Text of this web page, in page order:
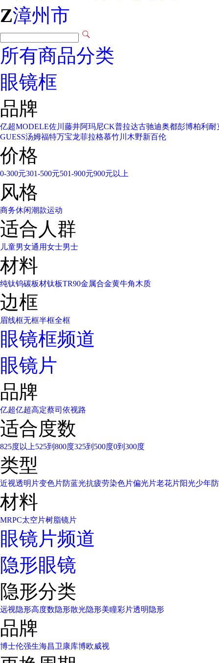
Z漳州市
所有商品分类
眼镜框
品牌
亿超MODELE佐川藤井阿玛尼CK普拉达古驰迪奥都彭博柏利 耐
GUESS汤姆福特万宝龙菲拉格慕竹川木野新百伦
价格
0-300元301-500元501-900元900元以上
风格
商务休闲潮款运动
适合人群
儿童男女通用女士男士
材料
纯钛钨碳板材钛板TR90金属合金黄牛角木质
边框
眉线框无框半框全框
眼镜框频道
眼镜片
品牌
亿超亿超高定蔡司 依视路
适合度数
825度以上525到800度325到500度0到300度
类型
近视透明片变色片防蓝光抗疲劳染色片偏光片老花片阳光少年
材料
MRPC太空片树脂镜片
眼镜片频道
隐形眼镜
隐形分类
远视隐形高度数隐形散光隐形美瞳彩片透明隐形
品牌
博士伦强生海昌卫康库博欧威视